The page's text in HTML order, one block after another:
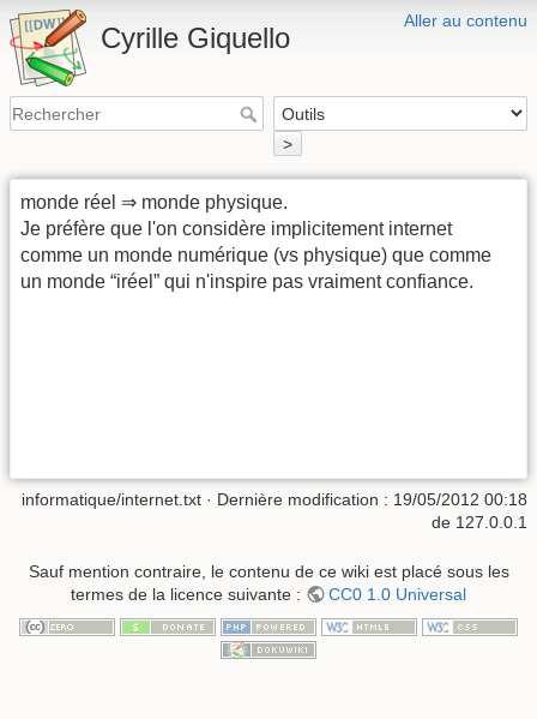
Aller au contenu
Cyrille Giquello
>
monde réel ⇒ monde physique.
Je préfère que l'on considère implicitement internet
comme un monde numérique (vs physique) que comme
un monde “iréel” qui n'inspire pas vraiment confiance.
informatique/internet.txt · Dernière modification : 19/05/2012 00:18
de 127.0.0.1
Sauf mention contraire, le contenu de ce wiki est placé sous les
termes de la licence suivante :
CC0 1.0 Universal